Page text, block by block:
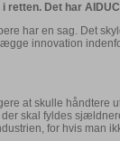
Det har
har en sag. Det
innovation
at skulle håndtere
der skal fyldes
for hvis